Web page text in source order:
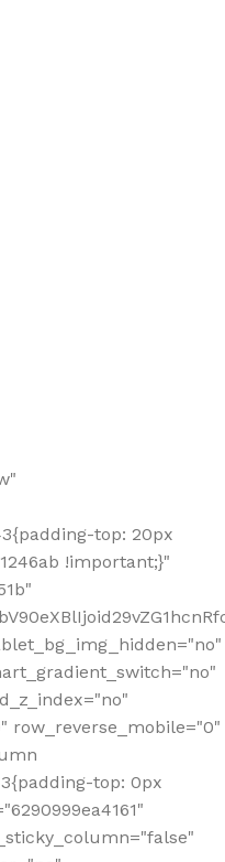
top: 20px
!important;}"
row_reverse_mobile="0"
top: 0px